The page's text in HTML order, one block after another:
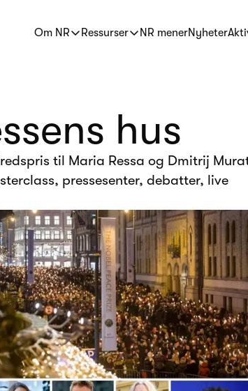
Om NR
Ressurser NR menerNyheter
hus
til Maria Ressa og Dmitrij
pressesenter, debatter, live